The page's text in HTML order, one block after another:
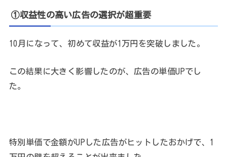
①収益性の高い広告の選択が超重要
10月になって、初めて収益が1万円を突破しました。
この結果に大きく影響したのが、広告の単価UPでし
た。
特別単価で金額がUPした広告がヒットしたおかげで、1